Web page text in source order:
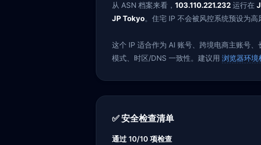
从 ASN 档案来看， 103.110.221.232 运行在
JP Tokyo。住宅 IP 不会被风控系统预设为
这个 IP 适合作为 AI 账号、跨境电商主账号
模式、时区/DNS 一致性。建议用 浏览器环境
✅ 安全检查清单
通过 10/10 项检查